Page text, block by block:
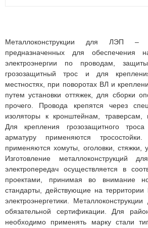
Металлоконструкции для ЛЭП –
предназначенных для обеспечения
электроэнергии по проводам,
грозозащитный трос и для
местностях, при поворотах ВЛ и
путем установки оттяжек, для сборки
прочего. Провода крепятся через
изоляторы к кронштейнам, траверсам,
Для крепления грозозащитного
арматуру применяются
применяются хомуты, оголовки, стяжки,
Изготовление металлоконструкций
электропередач осуществляется в
проектами, принимая во внимание
стандарты, действующие на
электроэнергетики.
обязательной сертификации. Для
необходимо применять марку стали